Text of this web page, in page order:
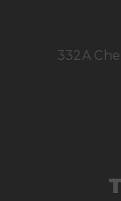
332A